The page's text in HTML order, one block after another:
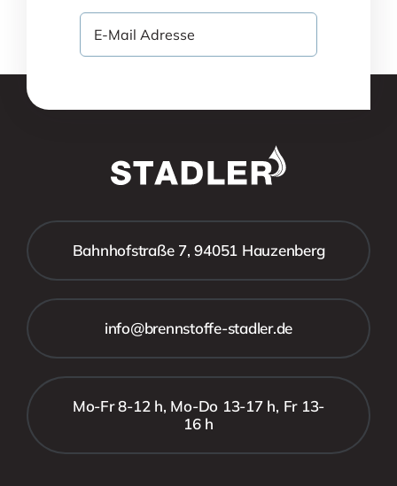
Bahnhofstraße 7, 94051 Hauzenberg
info@brennstoffe-stadler.de
Mo-Fr 8-12 h, Mo-Do 13-17 h, Fr 13-
16 h